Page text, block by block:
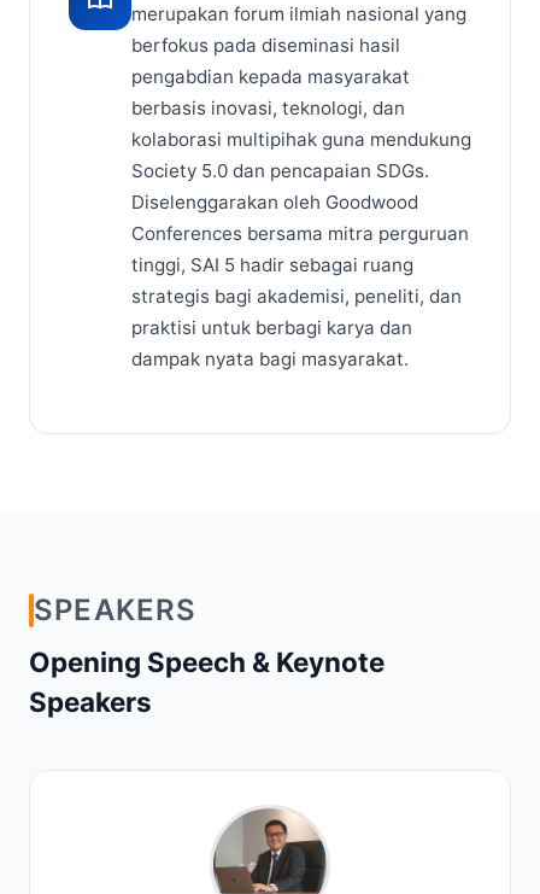
merupakan forum ilmiah nasional yang
berfokus pada diseminasi hasil
pengabdian kepada masyarakat
berbasis inovasi, teknologi, dan
kolaborasi multipihak guna mendukung
Society 5.0 dan pencapaian SDGs.
Diselenggarakan oleh Goodwood
Conferences bersama mitra perguruan
tinggi, SAI 5 hadir sebagai ruang
strategis bagi akademisi, peneliti, dan
praktisi untuk berbagi karya dan
dampak nyata bagi masyarakat.
SPEAKERS
Opening Speech & Keynote
Speakers